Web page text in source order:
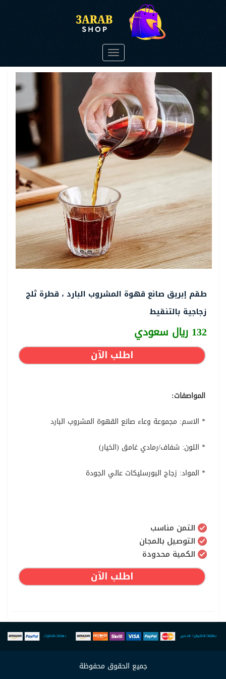
Toggle
navigation
طقم إبريق صانع قهوة المشروب البارد ، قطرة ثلج
زجاجية بالتنقيط
132 ريال سعودي
اطلب الآن
المواصفات:
* الاسم: مجموعة وعاء صانع القهوة المشروب البارد
* اللون: شفاف/رمادي غامق (الخيار)
* المواد: زجاج البورسليكات عالي الجودة
التمن مناسب
التوصيل بالمجان
الكمية محدودة
اطلب الآن
جميع الحقوق محفوظة